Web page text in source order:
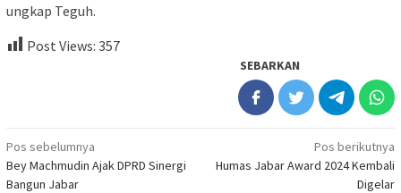
ungkap Teguh.
Post Views: 357
SEBARKAN
Navigasi
pos
Pos sebelumnya
Bey Machmudin Ajak DPRD Sinergi
Bangun Jabar
Pos berikutnya
Humas Jabar Award 2024 Kembali
Digelar